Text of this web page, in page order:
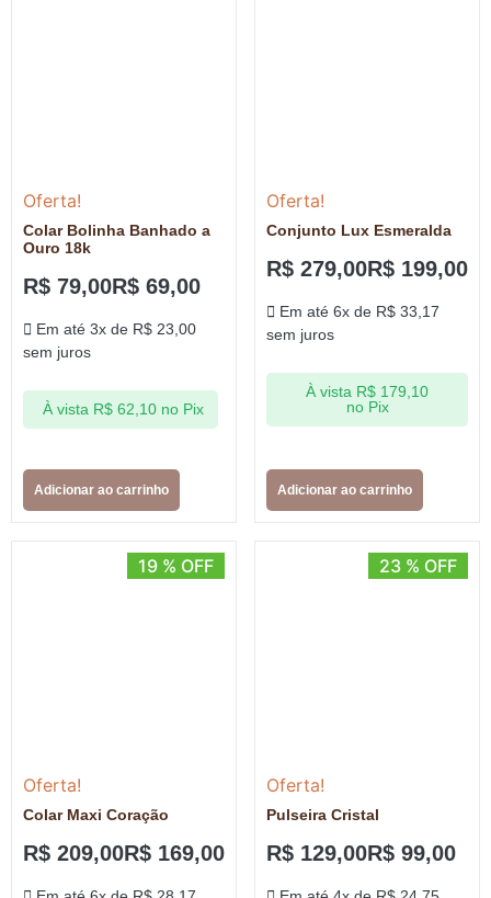
Oferta!
Colar Bolinha Banhado a
Ouro 18k
R$ 79,00R$ 69,00
Em até 3x de R$ 23,00
sem juros
À vista R$62,10 no Pix
Adicionar ao carrinho
Oferta!
Conjunto Lux Esmeralda
R$ 279,00R$ 199,00
Em até 6x de R$ 33,17
sem juros
À vista R$ 179,10
no Pix
Adicionar ao carrinho
Oferta!
19 % OFF
Colar Maxi Coração
R$ 209,00R$ 169,00
Oferta!
23 % OFF
Pulseira Cristal
R$ 129,00R$ 99,00